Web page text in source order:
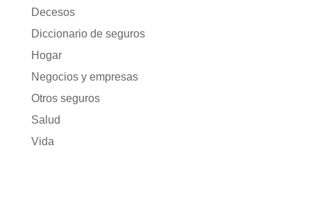
Decesos
Diccionario de seguros
Hogar
Negocios y empresas
Otros seguros
Salud
Vida